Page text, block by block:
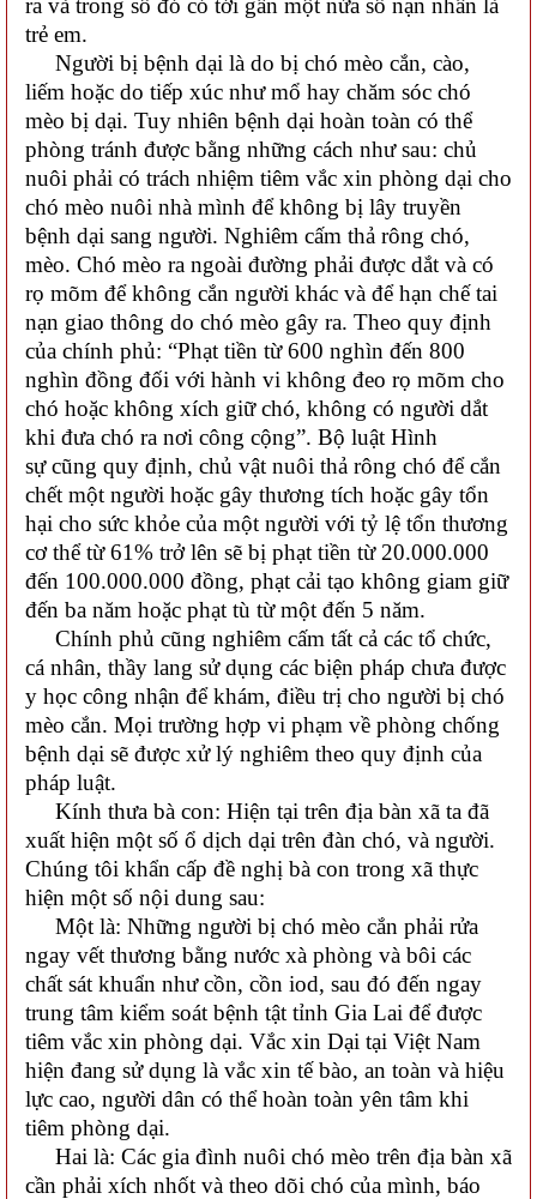
ra và trong số đó có tới gần một nửa số nạn nhân là
trẻ em.
Người bị bệnh dại là do bị chó mèo cắn, cào,
liếm hoặc do tiếp xúc như mổ hay chăm sóc chó
mèo bị dại. Tuy nhiên bệnh dại hoàn toàn có thể
phòng tránh được bằng những cách như sau: chủ
nuôi phải có trách nhiệm tiêm vắc xin phòng dại cho
chó mèo nuôi nhà mình để không bị lây truyền
bệnh dại sang người. Nghiêm cấm thả rông chó,
mèo. Chó mèo ra ngoài đường phải được dắt và có
rọ mõm để không cắn người khác và để hạn chế tai
nạn giao thông do chó mèo gây ra. Theo quy định
của chính phủ: “Phạt tiền từ 600 nghìn đến 800
nghìn đồng đối với hành vi không đeo rọ mõm cho
chó hoặc không xích giữ chó, không có người dắt
khi đưa chó ra nơi công cộng”. Bộ luật Hình
sự cũng quy định, chủ vật nuôi thả rông chó để cắn
chết một người hoặc gây thương tích hoặc gây tổn
hại cho sức khỏe của một người với tỷ lệ tổn thương
cơ thể từ 61% trở lên sẽ bị phạt tiền từ 20.000.000
đến 100.000.000 đồng, phạt cải tạo không giam giữ
đến ba năm hoặc phạt tù từ một đến 5 năm.
Chính phủ cũng nghiêm cấm tất cả các tổ chức,
cá nhân, thầy lang sử dụng các biện pháp chưa được
y học công nhận để khám, điều trị cho người bị chó
mèo cắn. Mọi trường hợp vi phạm về phòng chống
bệnh dại sẽ được xử lý nghiêm theo quy định của
pháp luật.
Kính thưa bà con: Hiện tại trên địa bàn xã ta đã
xuất hiện một số ổ dịch dại trên đàn chó, và người.
Chúng tôi khẩn cấp đề nghị bà con trong xã thực
hiện một số nội dung sau:
Một là: Những người bị chó mèo cắn phải rửa
ngay vết thương bằng nước xà phòng và bôi các
chất sát khuẩn như cồn, cồn iod, sau đó đến ngay
trung tâm kiểm soát bệnh tật tỉnh Gia Lai để được
tiêm vắc xin phòng dại. Vắc xin Dại tại Việt Nam
hiện đang sử dụng là vắc xin tế bào, an toàn và hiệu
lực cao, người dân có thể hoàn toàn yên tâm khi
tiêm phòng dại.
Hai là: Các gia đình nuôi chó mèo trên địa bàn xã
cần phải xích nhốt và theo dõi chó của mình, báo